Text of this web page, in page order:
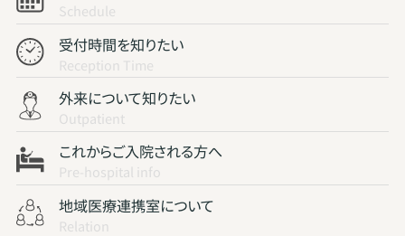
Schedule
受付時間を知りたい
Reception Time
外来について知りたい
Outpatient
これからご入院される方へ
Pre-hospital info
地域医療連携室について
Relation